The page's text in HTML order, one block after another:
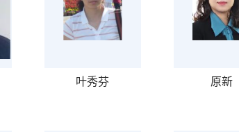
叶秀芬 原新